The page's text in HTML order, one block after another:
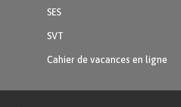
SES
SVT
Cahier de vacances en ligne